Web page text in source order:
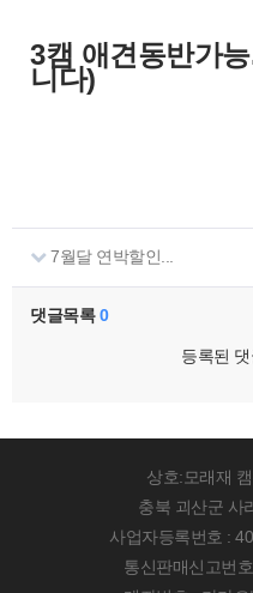
3캠 애견동반가
니다)
7월달 연박할인...
댓글목록0
등록된
상호:모래재
충북 괴산군 사
사업자등록번호 :
통신판매신고번